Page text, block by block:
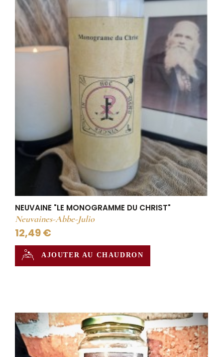
NEUVAINE "LE MONOGRAMME DU CHRIST"
Neuvaines-Abbe-Julio
12,49 €
AJOUTER AU CHAUDRON